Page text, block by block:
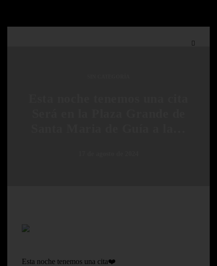
Esta noche tenemos una cita❤️